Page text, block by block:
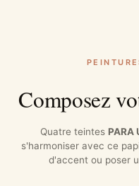
Composez
Quatre teintes PARA
s'harmoniser avec ce
d'accent ou poser